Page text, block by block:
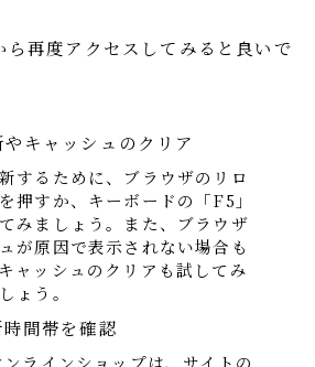
再度アクセスしてみると良いで
キャッシュのクリア
するために、ブラウザのリロ
押すか、キーボードの「F5」
みましょう。また、ブラウザ
が原因で表示されない場合も
ャッシュのクリアも試してみ
ょう。
間帯を確認
ラインショップは、サイトの